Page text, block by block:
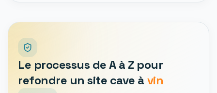
Le processus de A à Z pour
refondre un site cave à vin